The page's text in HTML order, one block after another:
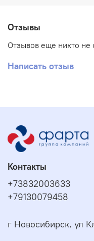
Отзывы
Отзывов еще никто не
Написать отзыв
Контакты
+73832003633
+79130079458
г Новосибирск, ул